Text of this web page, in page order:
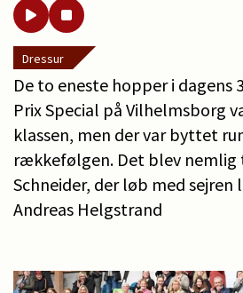
Dressur
De to eneste hopper i dagens
Prix Special på Vilhelmsborg
klassen, men der var byttet
rækkefølgen. Det blev nemlig
Schneider, der løb med
Andreas Helgstrand